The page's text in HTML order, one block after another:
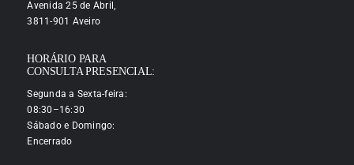
Avenida 25 de Abril,
3811-901 Aveiro
HORÁRIO PARA
CONSULTA PRESENCIAL:
Segunda a Sexta-feira:
08:30–16:30
Sábado e Domingo:
Encerrado